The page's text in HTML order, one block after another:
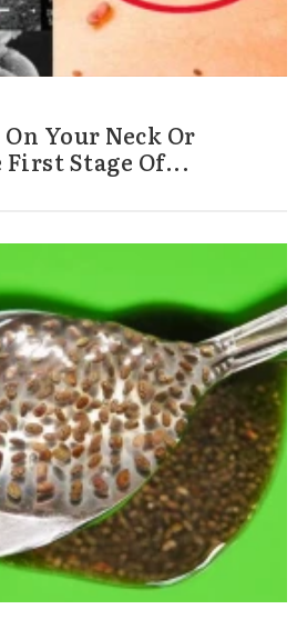
Your Neck Or
Stage Of...